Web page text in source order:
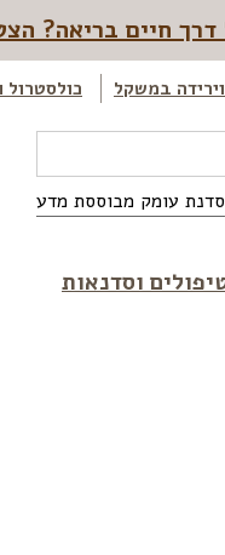
דרך חיים בריאה?
במשקל כולסטרול
סדנת עומק מבוססת מדע
וסדנאות